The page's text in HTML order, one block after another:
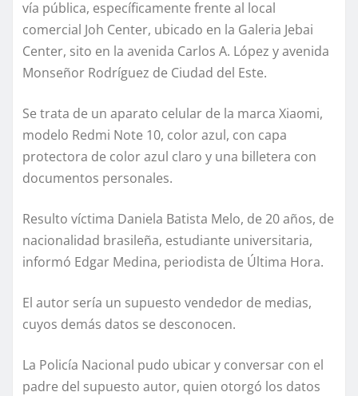
vía pública, específicamente frente al local
comercial Joh Center, ubicado en la Galeria Jebai
Center, sito en la avenida Carlos A. López y avenida
Monseñor Rodríguez de Ciudad del Este.
Se trata de un aparato celular de la marca Xiaomi,
modelo Redmi Note 10, color azul, con capa
protectora de color azul claro y una billetera con
documentos personales.
Resulto víctima Daniela Batista Melo, de 20 años, de
nacionalidad brasileña, estudiante universitaria,
informó Edgar Medina, periodista de Última Hora.
El autor sería un supuesto vendedor de medias,
cuyos demás datos se desconocen.
La Policía Nacional pudo ubicar y conversar con el
padre del supuesto autor, quien otorgó los datos